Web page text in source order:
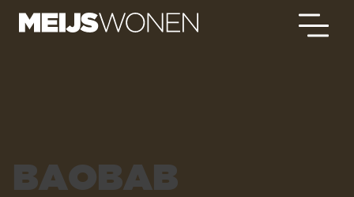
BAOBAB